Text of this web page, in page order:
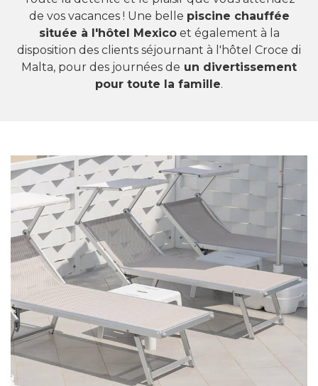
de vos vacances ! Une belle piscine chauffée
située à l'hôtel Mexicoet également à la
disposition des clients séjournant à l'hôtel Croce di
Malta, pour des journées de un divertissement
pour toute la famille.